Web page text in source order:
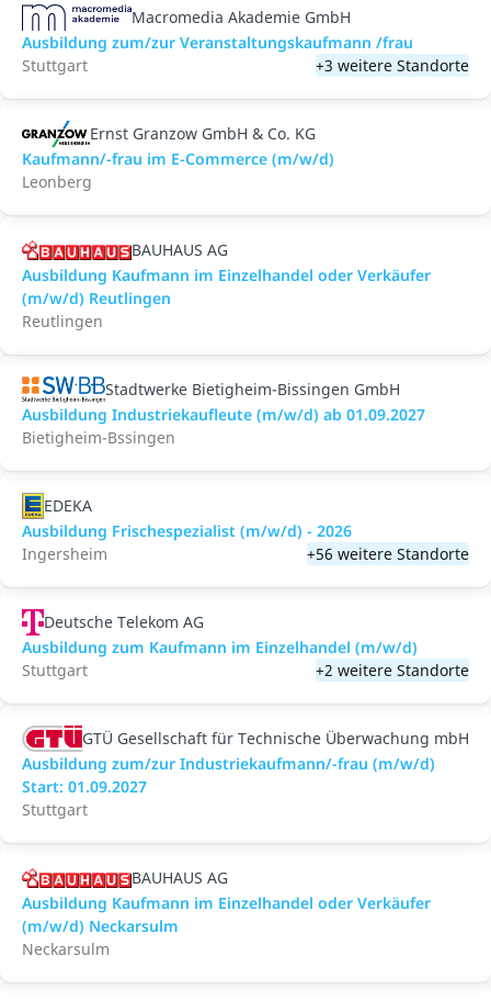
Macromedia Akademie GmbH
Ausbildung zum/zur Veranstaltungs­kaufmann /frau
Stuttgart
+3 weitere Standorte
Ernst Granzow GmbH & Co. KG
Kaufmann/-frau im E-Commerce (m/w/d)
Leonberg
BAUHAUS AG
Ausbildung Kaufmann im Einzelhandel oder Verkäufer
(m/w/d) Reutlingen
Reutlingen
Stadtwerke Bietigheim-Bissingen GmbH
Ausbildung Industriekaufleute (m/w/d) ab 01.09.2027
Bietigheim-Bssingen
EDEKA
Ausbildung Frischespezialist (m/w/d) - 2026
Ingersheim
+56 weitere Standorte
Deutsche Telekom AG
Ausbildung zum Kaufmann im Einzelhandel (m/w/d)
Stuttgart
+2 weitere Standorte
GTÜ Gesellschaft für Technische Überwachung mbH
Ausbildung zum/zur Industriekaufmann/-frau (m/w/d)
Start: 01.09.2027
Stuttgart
BAUHAUS AG
Ausbildung Kaufmann im Einzelhandel oder Verkäufer
(m/w/d) Neckarsulm
Neckarsulm